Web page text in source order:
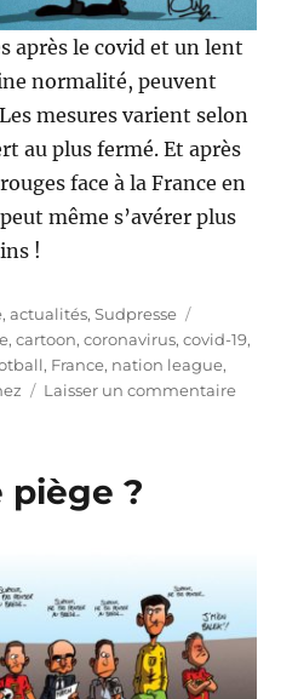
après le covid et un lent
normalité, peuvent
mesures varient selon
au plus fermé. Et après
face à la France en
même s’avérer plus
!
actualités,Sudpresse
,cartoon,coronavirus,covid-19,
, France, nation league,
Laisser un commentairesur
piège ?